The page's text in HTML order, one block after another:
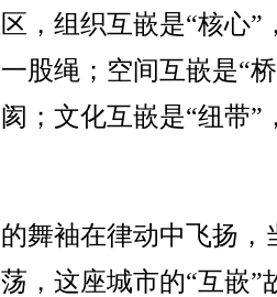
组织互嵌是“核心”
股绳；空间互嵌是“
；文化互嵌是“纽带”
袖在律动中飞扬，
，这座城市的“互嵌”